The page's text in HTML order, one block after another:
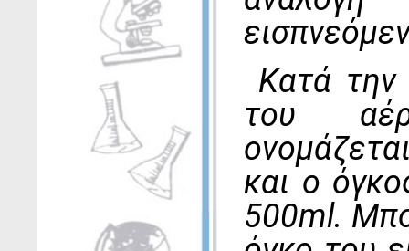
Κατά την
του
και ο
500ml.